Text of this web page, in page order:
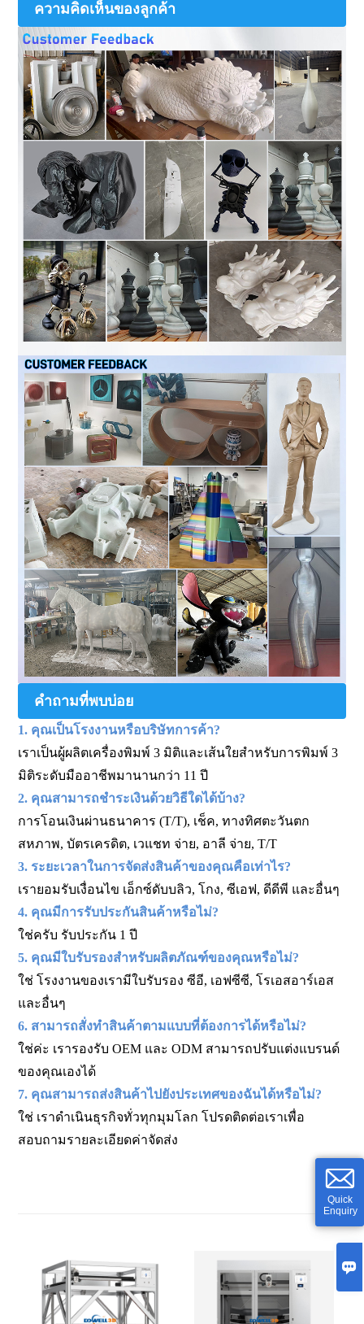

Quick
Enquiry
ความคิดเห็นของลูกค้า
คำถามที่พบบ่อย
1. คุณเป็นโรงงานหรือบริษัทการค้า?
เราเป็นผู้ผลิตเครื่องพิมพ์ 3 มิติและเส้นใยสำหรับการพิมพ์ 3
มิติระดับมืออาชีพมานานกว่า 11 ปี
2. คุณสามารถชำระเงินด้วยวิธีใดได้บ้าง?
การโอนเงินผ่านธนาคาร (T/T), เช็ค, ทางทิศตะวันตก
สหภาพ, บัตรเครดิต, เวแชท จ่าย, อาลี จ่าย, T/T
3. ระยะเวลาในการจัดส่งสินค้าของคุณคือเท่าไร?
เรายอมรับเงื่อนไข เอ็กซ์ดับบลิว, โกง, ซีเอฟ, ดีดีพี และอื่นๆ
4. คุณมีการรับประกันสินค้าหรือไม่?
ใช่ครับ รับประกัน 1 ปี
5. คุณมีใบรับรองสำหรับผลิตภัณฑ์ของคุณหรือไม่?
ใช่ โรงงานของเรามีใบรับรอง ซีอี, เอฟซีซี, โรเอสอาร์เอส
และอื่นๆ
6. สามารถสั่งทำสินค้าตามแบบที่ต้องการได้หรือไม่?
ใช่ค่ะ เรารองรับ OEM และ ODM สามารถปรับแต่งแบรนด์
ของคุณเองได้
7. คุณสามารถส่งสินค้าไปยังประเทศของฉันได้หรือไม่?
ใช่ เราดำเนินธุรกิจทั่วทุกมุมโลก โปรดติดต่อเราเพื่อ
สอบถามรายละเอียดค่าจัดส่ง